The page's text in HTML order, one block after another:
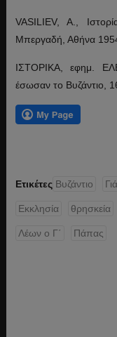
VASILIEV, A.,
Μπεργαδή, Αθήνα
ΙΣΤΟΡΙΚΑ, εφημ.
έσωσαν το Βυζάντιο,
Ετικέτες Βυζάντιο
Εκκλησία θρησκεία
Λέων ο Γ΄ Πάπας